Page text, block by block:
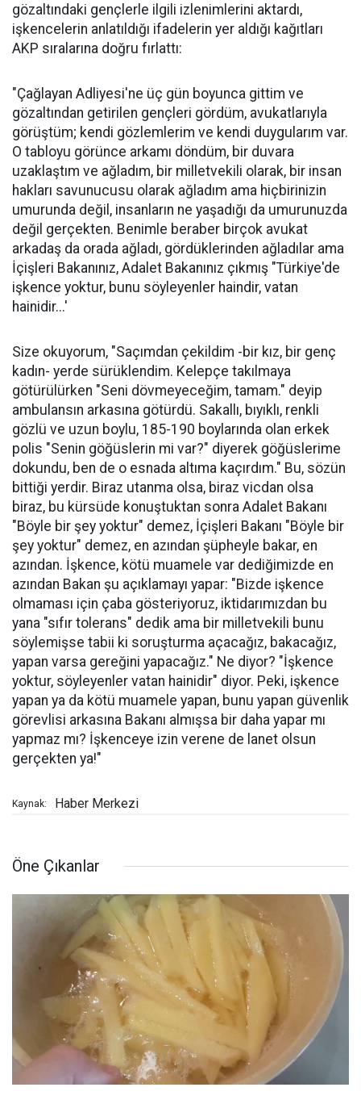
gözaltındaki gençlerle ilgili izlenimlerini aktardı,
işkencelerin anlatıldığı ifadelerin yer aldığı kağıtları
AKP sıralarına doğru fırlattı:
"Çağlayan Adliyesi'ne üç gün boyunca gittim ve
gözaltından getirilen gençleri gördüm, avukatlarıyla
görüştüm; kendi gözlemlerim ve kendi duygularım var.
O tabloyu görünce arkamı döndüm, bir duvara
uzaklaştım ve ağladım, bir milletvekili olarak, bir insan
hakları savunucusu olarak ağladım ama hiçbirinizin
umurunda değil, insanların ne yaşadığı da umurunuzda
değil gerçekten. Benimle beraber birçok avukat
arkadaş da orada ağladı, gördüklerinden ağladılar ama
İçişleri Bakanınız, Adalet Bakanınız çıkmış "Türkiye'de
işkence yoktur, bunu söyleyenler haindir, vatan
hainidir...'
Size okuyorum, "Saçımdan çekildim -bir kız, bir genç
kadın- yerde sürüklendim. Kelepçe takılmaya
götürülürken "Seni dövmeyeceğim, tamam." deyip
ambulansın arkasına götürdü. Sakallı, bıyıklı, renkli
gözlü ve uzun boylu, 185-190 boylarında olan erkek
polis "Senin göğüslerin mi var?" diyerek göğüslerime
dokundu, ben de o esnada altıma kaçırdım." Bu, sözün
bittiği yerdir. Biraz utanma olsa, biraz vicdan olsa
biraz, bu kürsüde konuştuktan sonra Adalet Bakanı
"Böyle bir şey yoktur" demez, İçişleri Bakanı "Böyle bir
şey yoktur" demez, en azından şüpheyle bakar, en
azından. İşkence, kötü muamele var dediğimizde en
azından Bakan şu açıklamayı yapar: "Bizde işkence
olmaması için çaba gösteriyoruz, iktidarımızdan bu
yana "sıfır tolerans" dedik ama bir milletvekili bunu
söylemişse tabii ki soruşturma açacağız, bakacağız,
yapan varsa gereğini yapacağız." Ne diyor? "İşkence
yoktur, söyleyenler vatan hainidir" diyor. Peki, işkence
yapan ya da kötü muamele yapan, bunu yapan güvenlik
görevlisi arkasına Bakanı almışsa bir daha yapar mı
yapmaz mı? İşkenceye izin verene de lanet olsun
gerçekten ya!"
Kaynak: Haber Merkezi
Öne Çıkanlar